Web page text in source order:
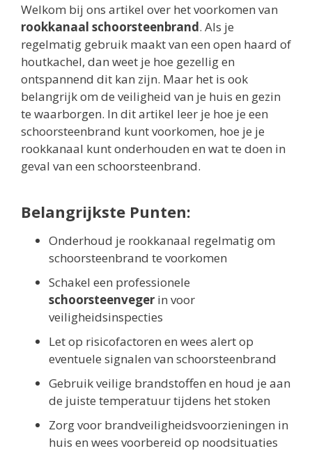
Welkom bij ons artikel over het voorkomen van
rookkanaal schoorsteenbrand. Als je
regelmatig gebruik maakt van een open haard of
houtkachel, dan weet je hoe gezellig en
ontspannend dit kan zijn. Maar het is ook
belangrijk om de veiligheid van je huis en gezin
te waarborgen. In dit artikel leer je hoe je een
schoorsteenbrand kunt voorkomen, hoe je je
rookkanaal kunt onderhouden en wat te doen in
geval van een schoorsteenbrand.
Belangrijkste Punten:
Onderhoud je rookkanaal regelmatig om
schoorsteenbrand te voorkomen
Schakel een professionele
schoorsteenveger in voor
veiligheidsinspecties
Let op risicofactoren en wees alert op
eventuele signalen van schoorsteenbrand
Gebruik veilige brandstoffen en houd je aan
de juiste temperatuur tijdens het stoken
Zorg voor brandveiligheidsvoorzieningen in
huis en wees voorbereid op noodsituaties